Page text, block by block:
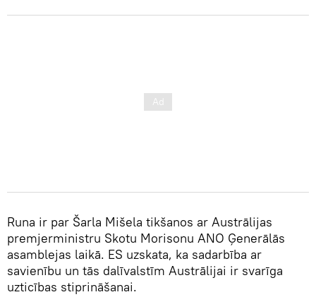
Runa ir par Šarla Mišela tikšanos ar Austrālijas
premjerministru Skotu Morisonu ANO Ģenerālās
asamblejas laikā. ES uzskata, ka sadarbība ar
savienību un tās dalīvalstīm Austrālijai ir svarīga
uzticības stiprināšanai.